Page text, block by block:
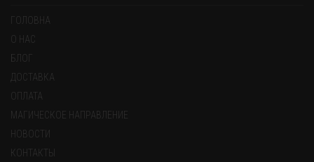
ГОЛОВНА
О НАС
ДОСТАВКА
ОПЛАТА
МАГИЧЕСКОЕ НАПРАВЛЕНИЕ
НОВОСТИ
КОНТАКТЫ